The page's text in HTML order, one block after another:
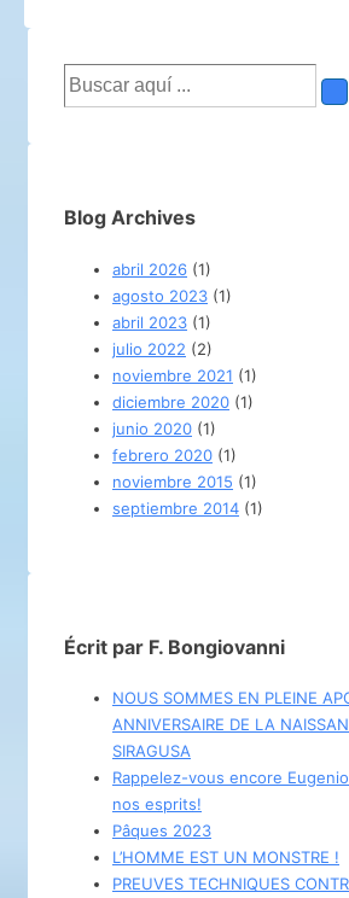
Buscar
por:
Blog Archives
abril 2026 (1)
agosto 2023 (1)
abril 2023 (1)
julio 2022 (2)
noviembre 2021 (1)
diciembre 2020 (1)
junio 2020 (1)
febrero 2020 (1)
noviembre 2015 (1)
septiembre 2014 (1)
Écrit par F. Bongiovanni
NOUS SOMMES EN PLEINE
ANNIVERSAIRE DE LA
SIRAGUSA
Rappelez-vous encore
nos esprits!
Pâques 2023
L’HOMME EST UN MONSTRE !
PREUVES TECHNIQUES